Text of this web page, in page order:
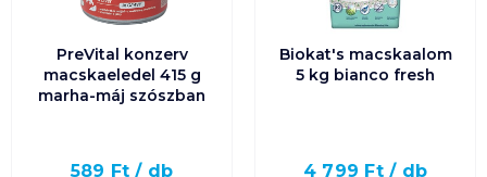
PreVital konzerv
macskaeledel 415 g
marha-máj szószban
589 Ft / db
Biokat's macskaalom
5 kg bianco fresh
4 799 Ft / db